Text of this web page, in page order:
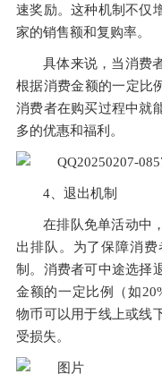
速奖励。这种机制不仅
家的销售额和复购率。
具体来说，当消费
根据消费金额的一定比
消费者在购买过程中就
多的优惠和福利。
4、退出机制
在排队免单活动中
出排队。为了保障消
制。消费者可中途选择
金额的一定比例（如
物币可以用于线上或线
受损失。